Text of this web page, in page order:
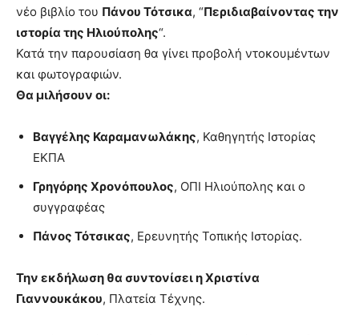
νέο βιβλίο του Πάνου Τότσικα, “Περιδιαβαίνοντας την
ιστορία της Ηλιούπολης“.
Κατά την παρουσίαση θα γίνει προβολή ντοκουμέντων
και φωτογραφιών.
Θα μιλήσουν οι:
Βαγγέλης Καραμανωλάκης, Καθηγητής Ιστορίας
ΕΚΠΑ
Γρηγόρης Χρονόπουλος, ΟΠΙ Ηλιούπολης και ο
συγγραφέας
Πάνος Τότσικας, Ερευνητής Τοπικής Ιστορίας.
Την εκδήλωση θα συντονίσει η Χριστίνα
Γιαννουκάκου, Πλατεία Τέχνης.